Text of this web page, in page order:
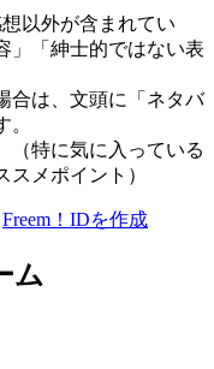
以外が含まれてい
」「紳士的ではない表
合は、文頭に「ネタバ
（特に気に入っている
メポイント）
Freem！IDを作成
ム